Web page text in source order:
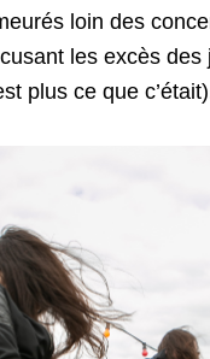
loin des
les excès
plus ce que